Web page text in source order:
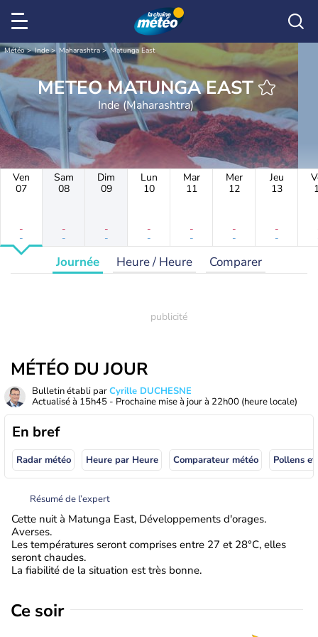
Météo Inde Maharashtra Matunga East
METEO MATUNGA EAST
Inde (Maharashtra)
Ven
07
-
-
Sam
08
-
-
Dim
09
-
-
Lun
10
-
-
Mar
11
-
-
Mer
12
-
-
Jeu
13
-
-
Journée Heure / Heure Comparer
MÉTÉO DU JOUR
Bulletin établi parCyrille DUCHESNE
Actualisé à 15h45 - Prochaine mise à jour à 22h00 (heure locale)
En bref
Radar météo Heure par Heure Comparateur météo Pollens
Résumé de l’expert
Cette nuit à Matunga East, Développements d'orages.
Averses.
Les températures seront comprises entre 27 et 28°C, elles
seront chaudes.
La fiabilité de la situation est très bonne.
Ce soir